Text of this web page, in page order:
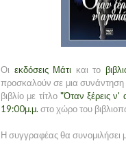
Οι εκδόσεις Μάτι και το
προσκαλούν σε μια
βιβλίο με τίτλο"Όταν ξέρεις ν'
19:00μ.μ. στο χώρο του
Η συγγραφέας θα συνομιλήσει